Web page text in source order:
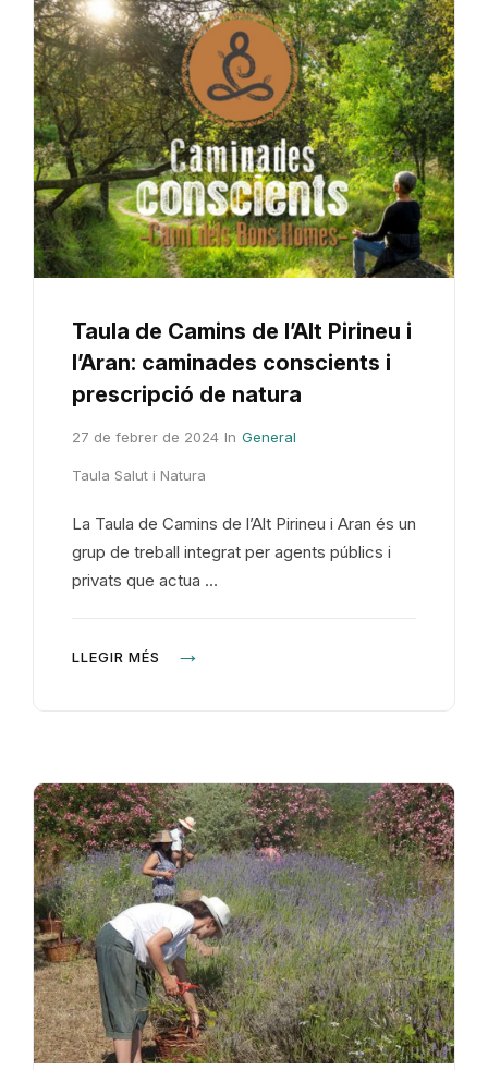
Taula de Camins de l’Alt Pirineu i
l’Aran: caminades conscients i
prescripció de natura
27 de febrer de 2024 In General
Taula Salut i Natura
La Taula de Camins de l’Alt Pirineu i Aran és un
grup de treball integrat per agents públics i
privats que actua …
LLEGIR MÉS